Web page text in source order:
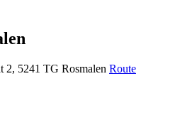
2, 5241 TG Rosmalen Route